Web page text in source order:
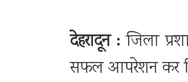
देहरादून : जिला
सफल आपरेशन कर